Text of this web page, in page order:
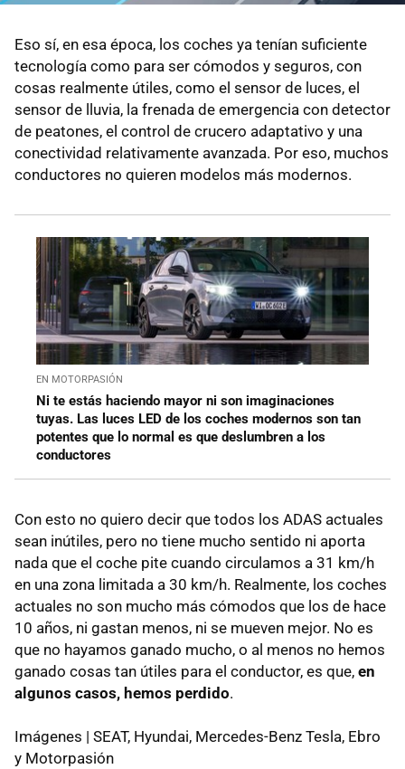
Eso sí, en esa época, los coches ya tenían suficiente
tecnología como para ser cómodos y seguros, con
cosas realmente útiles, como el sensor de luces, el
sensor de lluvia, la frenada de emergencia con detector
de peatones, el control de crucero adaptativo y una
conectividad relativamente avanzada. Por eso, muchos
conductores no quieren modelos más modernos.
EN MOTORPASIÓN
Ni te estás haciendo mayor ni son imaginaciones
tuyas. Las luces LED de los coches modernos son tan
potentes que lo normal es que deslumbren a los
conductores
Con esto no quiero decir que todos los ADAS actuales
sean inútiles, pero no tiene mucho sentido ni aporta
nada que el coche pite cuando circulamos a 31 km/h
en una zona limitada a 30 km/h. Realmente, los coches
actuales no son mucho más cómodos que los de hace
10 años, ni gastan menos, ni se mueven mejor. No es
que no hayamos ganado mucho, o al menos no hemos
ganado cosas tan útiles para el conductor, es que, en
algunos casos, hemos perdido.
Imágenes | SEAT, Hyundai, Mercedes-Benz Tesla, Ebro
y Motorpasión